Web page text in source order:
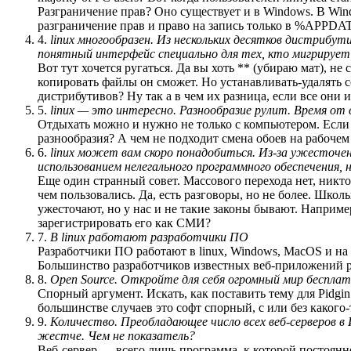
Разграничение прав? Оно существует и в Windows. В
разграничение прав и право на запись только в
4. linux многообразен. Из нескольких десятков
понятный интерфейс специально для тех, кто
Вот тут хочется ругаться. Да вы хоть ** (убираю мат), не
копировать файлы он сможет. Но устанавливать-
дистрибутивов? Ну так а в чем их разница, если все они
5. linux — это интересно. Разнообразие рулит. Время от
Отдыхать можно и нужно не только с компьютером. Если
разнообразия? А чем не подходит смена обоев на
6. linux может вам скоро понадобиться. Из-за
использованием нелегального программного
Еще один странный совет. Массового перехода нет,
чем пользовались. Да, есть разговоры, но не более.
ужесточают, но у нас и не такие законы бывают.
зарегистрировать его как СМИ?
7. В linux работают разработчики ПО
Разработчики ПО работают в linux, Windows, MacOS и
Большинство разработчиков известных веб-приложений
8. Open Source. Откройте для себя огромный мир
Спорный аргумент. Искать, как поставить тему для
большинстве случаев это софт спорный, с или без
9. Количество. Преобладающее число всех веб-
жестче. Чем не показатель?